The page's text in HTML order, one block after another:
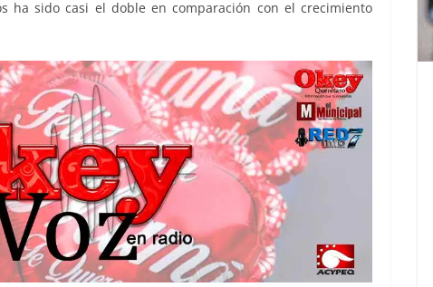
ha sido casi el doble en comparación con el crecimiento